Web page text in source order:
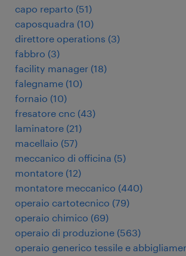
capo reparto (51)
caposquadra (10)
direttore operations (3)
fabbro (3)
facility manager (18)
falegname (10)
fornaio (10)
fresatore cnc (43)
laminatore (21)
macellaio (57)
meccanico di officina (5)
montatore (12)
montatore meccanico (440)
operaio cartotecnico (79)
operaio chimico (69)
operaio di produzione (563)
operaio generico tessile e